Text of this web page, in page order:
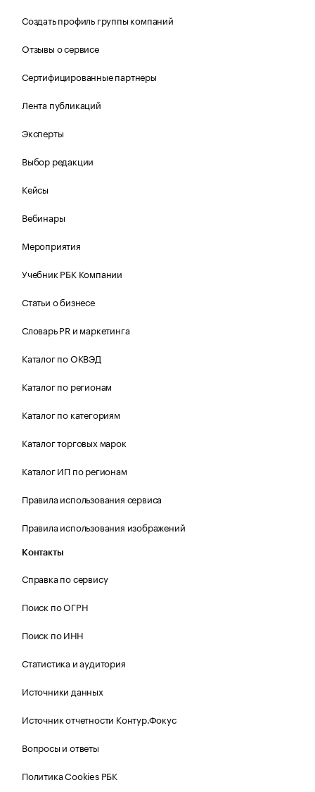
Создать профиль группы компаний
Отзывы о сервисе
Сертифицированные партнеры
Лента публикаций
Эксперты
Выбор редакции
Кейсы
Вебинары
Мероприятия
Учебник РБК Компании
Статьи о бизнесе
Словарь PR и маркетинга
Каталог по ОКВЭД
Каталог по регионам
Каталог по категориям
Каталог торговых марок
Каталог ИП по регионам
Правила использования сервиса
Правила использования изображений
Контакты
Справка по сервису
Поиск по ОГРН
Поиск по ИНН
Статистика и аудитория
Источники данных
Источник отчетности Контур.Фокус
Вопросы и ответы
Политика Cookies РБК